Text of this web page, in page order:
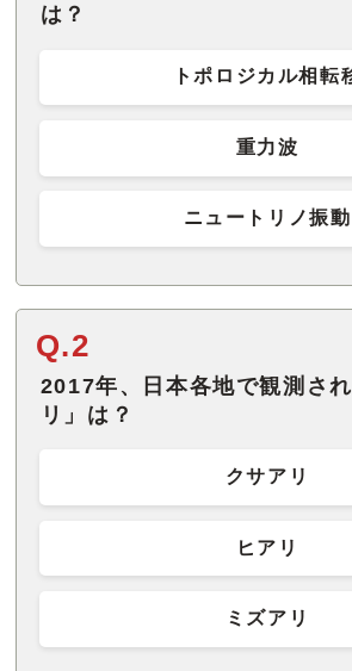
は？
トポロジカル相転
重力波
ニュートリノ振動
Q.2
2017年、日本各地で観測さ
リ」は？
クサアリ
ヒアリ
ミズアリ